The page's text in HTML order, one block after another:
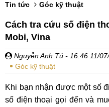
Tin tức Góc kỹ thuật
Cách tra cứu số điện
Mobi, Vina
Nguyễn Anh Tú - 16:46 11/
Góc kỹ thuật
Khi bạn nhận được một số
số điện thoại gọi đến và